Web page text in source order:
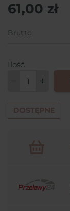
61,00 zł
Brutto
Ilość
DOSTĘPNE